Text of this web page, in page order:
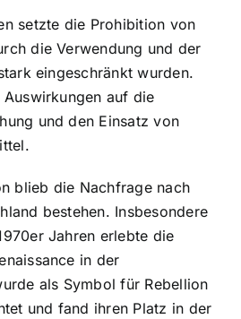
setzte die Prohibition von
die Verwendung und der
eingeschränkt wurden.
auf die
und den Einsatz von
blieb die Nachfrage nach
bestehen. Insbesondere
Jahren erlebte die
in der
als Symbol für Rebellion
und fand ihren Platz in der